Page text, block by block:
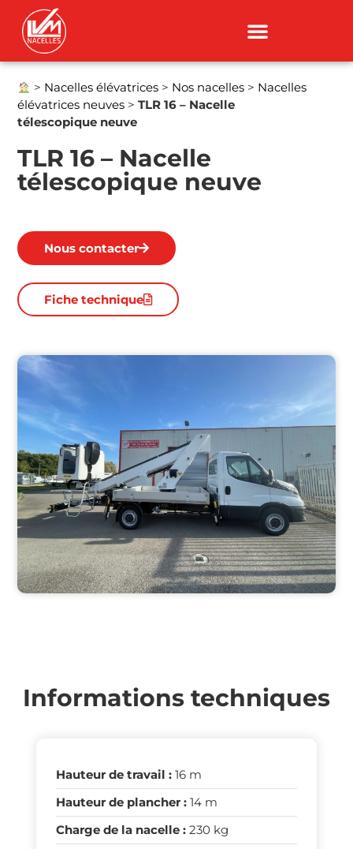
> Nacelles élévatrices > Nos nacelles > Nacelles
élévatrices neuves >TLR 16 – Nacelle
télescopique neuve
TLR 16 – Nacelle
télescopique neuve
Nous contacter
Fiche technique
Informations techniques
Hauteur de travail :16 m
Hauteur de plancher :14 m
Charge de la nacelle :230 kg